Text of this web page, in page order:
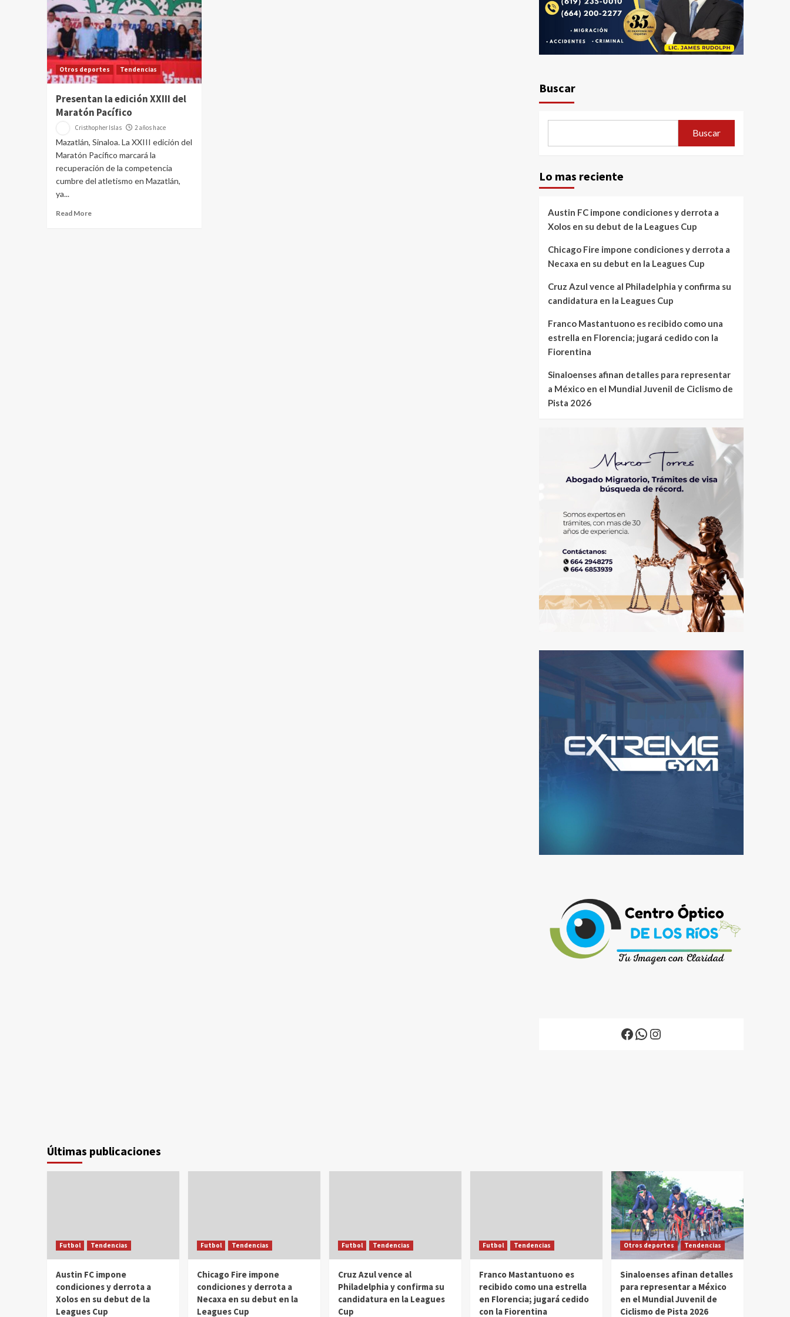
Otros deportes Tendencias
Presentan la edición XXIII del
Maratón Pacífico
Cristhopher Islas 2 años hace
Mazatlán, Sinaloa. La XXIII edición del
Maratón Pacífico marcará la
recuperación de la competencia
cumbre del atletismo en Mazatlán,
ya...
Read More
Buscar
Buscar
Lo mas reciente
Austin FC impone condiciones y derrota a
Xolos en su debut de la Leagues Cup
Chicago Fire impone condiciones y derrota a
Necaxa en su debut en la Leagues Cup
Cruz Azul vence al Philadelphia y confirma su
candidatura en la Leagues Cup
Franco Mastantuono es recibido como una
estrella en Florencia; jugará cedido con la
Fiorentina
Sinaloenses afinan detalles para representar
a México en el Mundial Juvenil de Ciclismo de
Pista 2026
Facebook
WhatsApp
Instagram
Últimas publicaciones
Futbol Tendencias
Austin FC impone
condiciones y derrota a
Xolos en su debut de la
Leagues Cup
Futbol Tendencias
Chicago Fire impone
condiciones y derrota a
Necaxa en su debut en la
Leagues Cup
Futbol Tendencias
Cruz Azul vence al
Philadelphia y confirma su
candidatura en la Leagues
Cup
Futbol Tendencias
Franco Mastantuono es
recibido como una estrella
en Florencia; jugará cedido
con la Fiorentina
Otros deportes Tendencias
Sinaloenses afinan detalles
para representar a México
en el Mundial Juvenil de
Ciclismo de Pista 2026